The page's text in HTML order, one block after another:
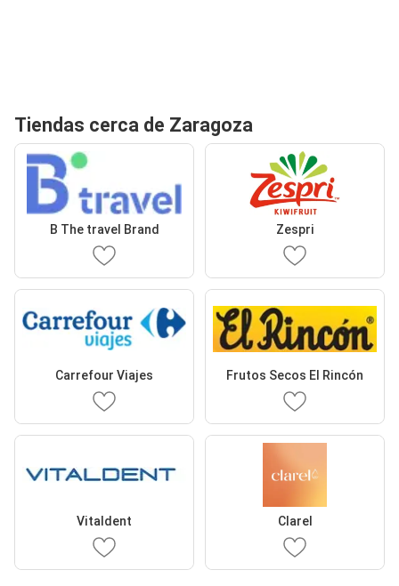
Tiendas cerca de Zaragoza
B The travel Brand Zespri
Carrefour Viajes Frutos Secos El Rincón
Vitaldent Clarel